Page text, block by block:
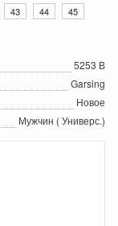
43 44
45
5253 В
Garsing
Новое
Мужчин ( Универс.)